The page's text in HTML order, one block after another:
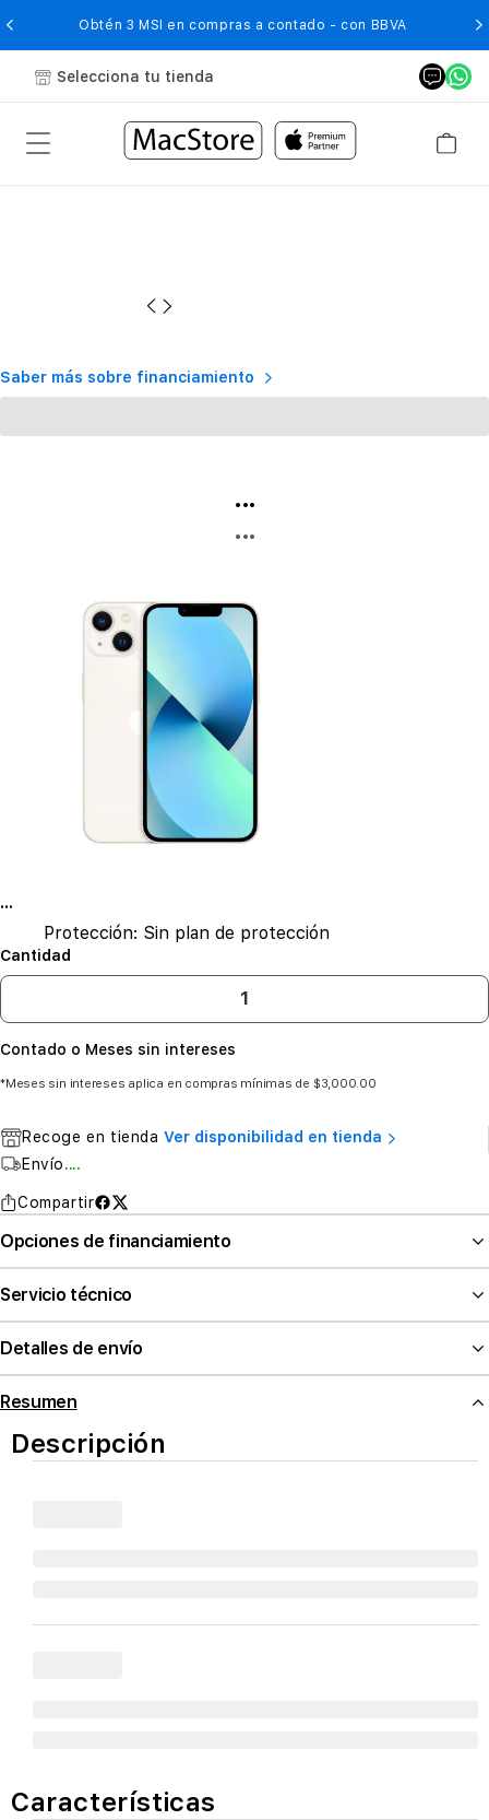
Obtén 3 MSI en compras a contado - con BBVA
Selecciona tu tienda
Saber más sobre financiamiento
...
...
...
Protección: Sin plan de protección
Cantidad
Contado o Meses sin intereses
*Meses sin intereses aplica en compras mínimas de $3,000.00
Recoge en tienda Ver disponibilidad en tienda
Envío....
Compartir
Opciones de financiamiento
Servicio técnico
Detalles de envío
Resumen
Descripción
Características